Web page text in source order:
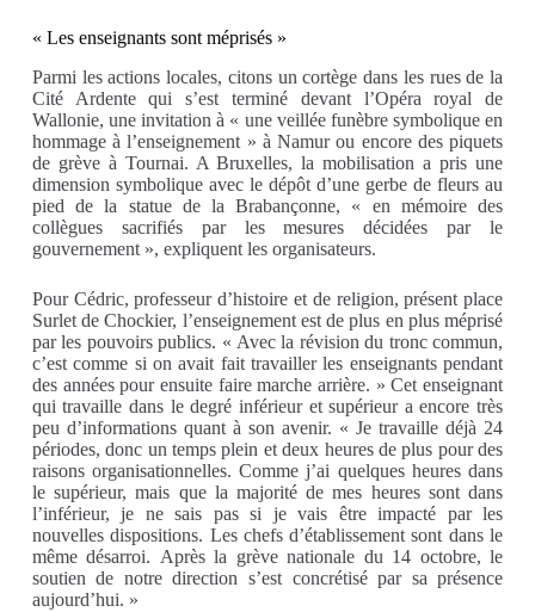
« Les enseignants sont méprisés »
Parmi les actions locales, citons un cortège dans les rues de la
Cité Ardente qui s’est terminé devant l’Opéra royal de
Wallonie, une invitation à « une veillée funèbre symbolique en
hommage à l’enseignement » à Namur ou encore des piquets
de grève à Tournai. A Bruxelles, la mobilisation a pris une
dimension symbolique avec le dépôt d’une gerbe de fleurs au
pied de la statue de la Brabançonne, « en mémoire des
collègues sacrifiés par les mesures décidées par le
gouvernement », expliquent les organisateurs.
Pour Cédric, professeur d’histoire et de religion, présent place
Surlet de Chockier, l’enseignement est de plus en plus méprisé
par les pouvoirs publics. « Avec la révision du tronc commun,
c’est comme si on avait fait travailler les enseignants pendant
des années pour ensuite faire marche arrière. » Cet enseignant
qui travaille dans le degré inférieur et supérieur a encore très
peu d’informations quant à son avenir. « Je travaille déjà 24
périodes, donc un temps plein et deux heures de plus pour des
raisons organisationnelles. Comme j’ai quelques heures dans
le supérieur, mais que la majorité de mes heures sont dans
l’inférieur, je ne sais pas si je vais être impacté par les
nouvelles dispositions. Les chefs d’établissement sont dans le
même désarroi. Après la grève nationale du 14 octobre, le
soutien de notre direction s’est concrétisé par sa présence
aujourd’hui. »